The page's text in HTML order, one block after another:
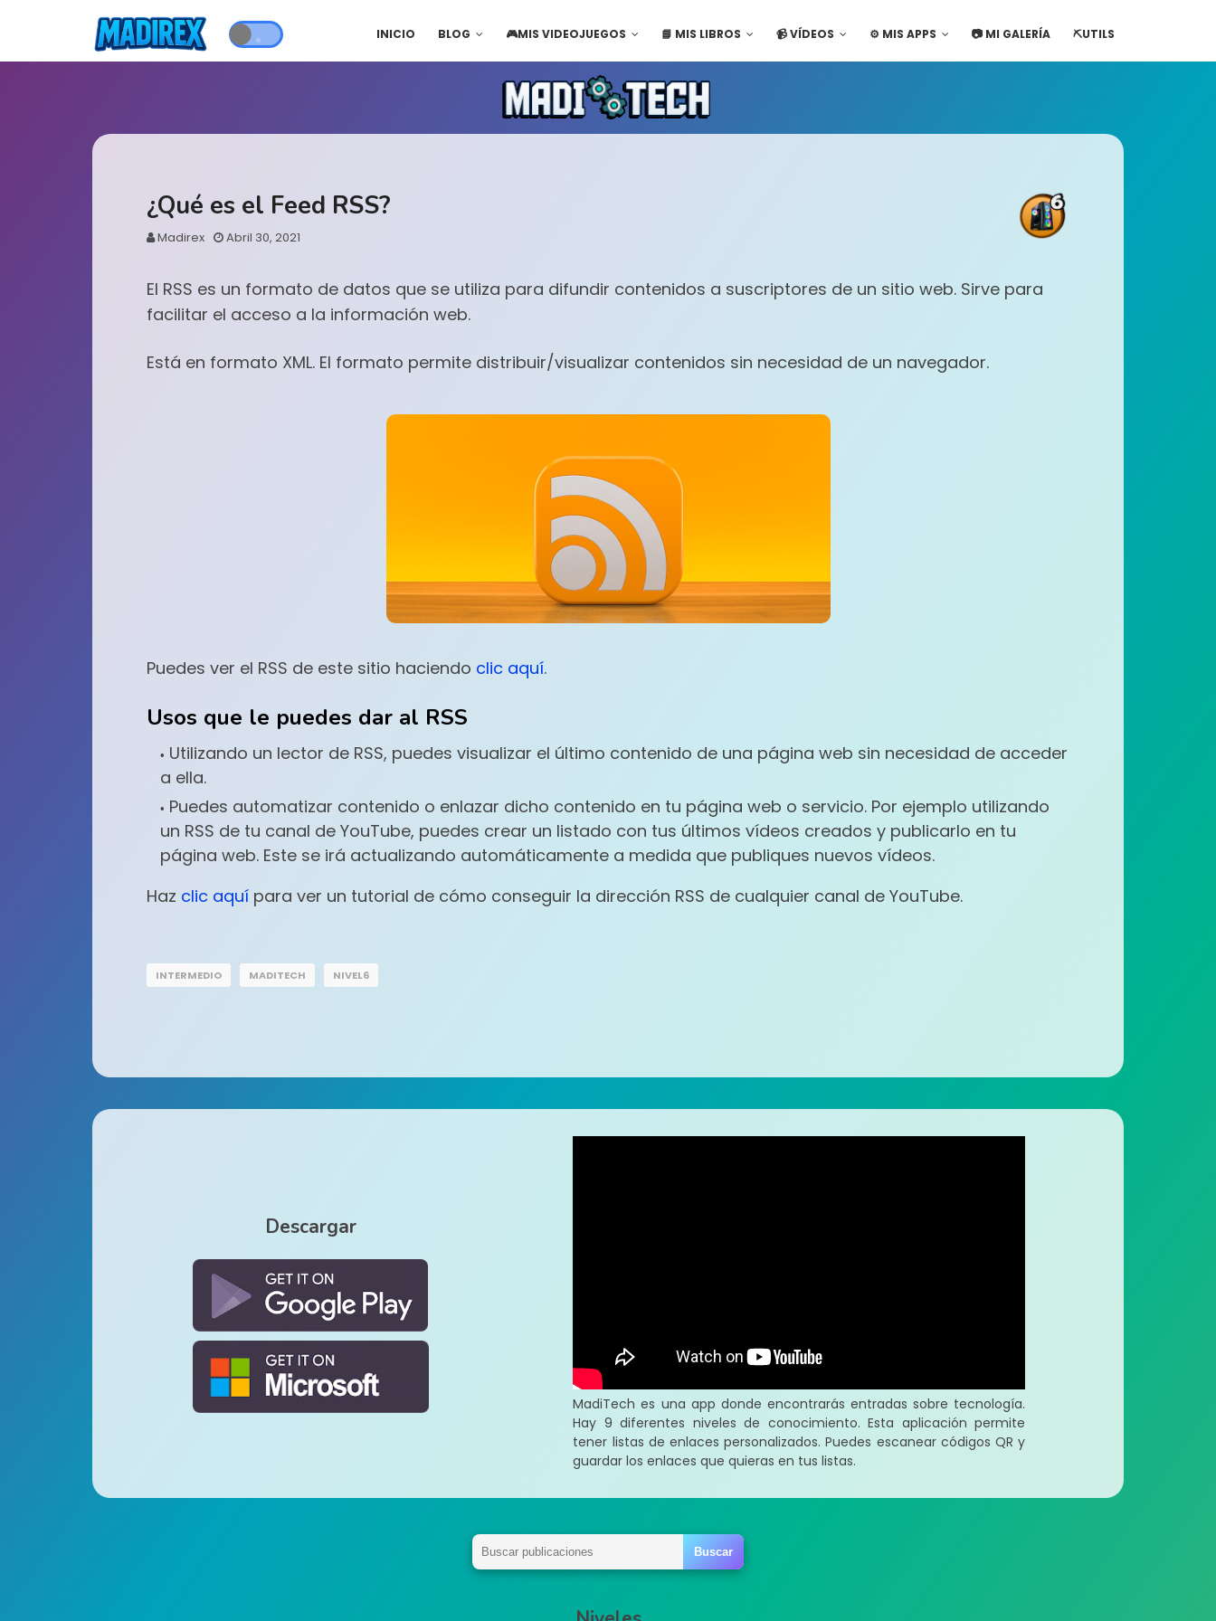
INICIO BLOG 🎮MIS VIDEOJUEGOS 📘 MIS LIBROS 📹 VÍDEOS ⚙️ MIS APPS 📷 MI GALERÍA ⛏️UTILS
¿Qué es el Feed RSS?
Madirex Abril 30, 2021
El RSS es un formato de datos que se utiliza para difundir contenidos a suscriptores de un sitio web. Sirve para
facilitar el acceso a la información web.
Está en formato XML. El formato permite distribuir/visualizar contenidos sin necesidad de un navegador.
Puedes ver el RSS de este sitio haciendo clic aquí.
Usos que le puedes dar al RSS
Utilizando un lector de RSS, puedes visualizar el último contenido de una página web sin necesidad de acceder
a ella.
Puedes automatizar contenido o enlazar dicho contenido en tu página web o servicio. Por ejemplo utilizando
un RSS de tu canal de YouTube, puedes crear un listado con tus últimos vídeos creados y publicarlo en tu
página web. Este se irá actualizando automáticamente a medida que publiques nuevos vídeos.
Haz clic aquí para ver un tutorial de cómo conseguir la dirección RSS de cualquier canal de YouTube.
INTERMEDIO MADITECH NIVEL6
Descargar
MadiTech es una app donde encontrarás entradas sobre tecnología.
Hay 9 diferentes niveles de conocimiento. Esta aplicación permite
tener listas de enlaces personalizados. Puedes escanear códigos QR y
guardar los enlaces que quieras en tus listas.